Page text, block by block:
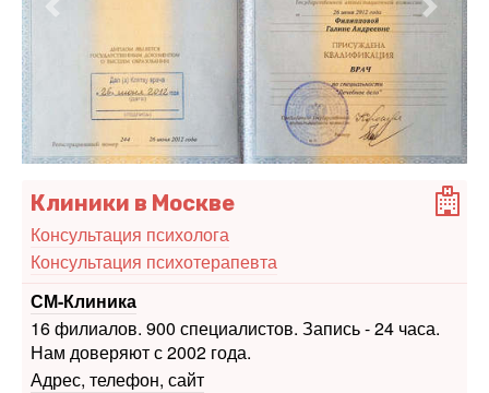
Предыдущий
Клиники в Москве
Консультация психолога
Консультация психотерапевта
СМ-Клиника
16 филиалов. 900 специалистов. Запись - 24 часа.
Нам доверяют с 2002 года.
Адрес, телефон, сайт